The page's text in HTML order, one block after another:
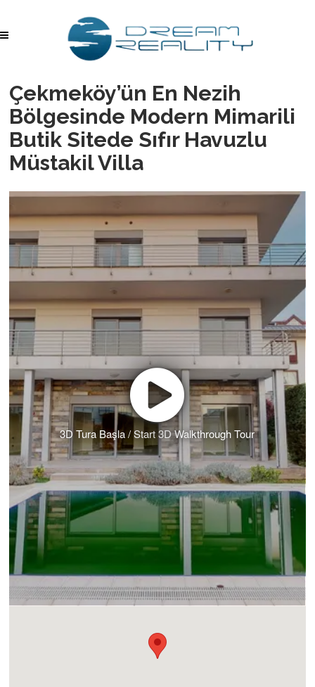
Çekmeköy’ün En Nezih
Bölgesinde Modern Mimarili
Butik Sitede Sıfır Havuzlu
Müstakil Villa
3D Tura Başla / Start 3D Walkthrough Tour